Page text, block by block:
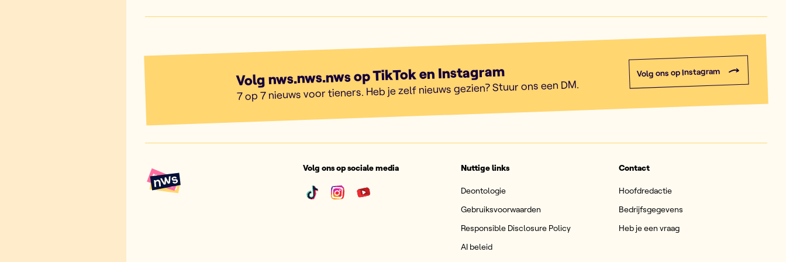
Volg nws.nws.nws op TikTok en Instagram
7 op 7 nieuws voor tieners. Heb je zelf nieuws gezien? Stuur ons een DM.
Volg ons op Instagram
Volg ons op sociale media Nuttige links
Deontologie
Gebruiksvoorwaarden
Responsible Disclosure Policy
AI beleid
Contact
Hoofdredactie
Bedrijfsgegevens
Heb je een vraag